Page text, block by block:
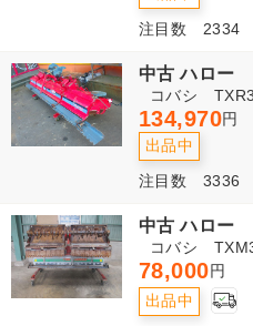
注目数 2334
中古 ハロー
コバシ
134,970円
出品中
注目数 3336
中古 ハロー
コバシ
78,000円
出品中